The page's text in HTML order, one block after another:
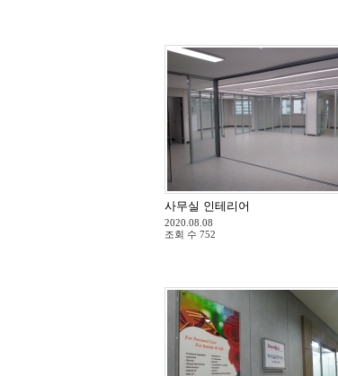
사무실 인테리어
2020.08.08
조회 수 752